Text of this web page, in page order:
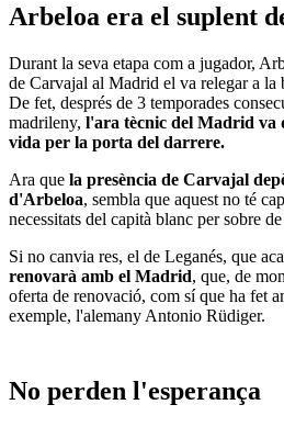
Arbeloa era el suplent
Durant la seva etapa com a jugador,
de Carvajal al Madrid el va relegar a la
De fet, després de 3 temporades
madrileny, l'ara tècnic del Madrid va
vida per la porta del darrere.
Ara que la presència de Carvajal
d'Arbeloa, sembla que aquest no té
necessitats del capità blanc per sobre
Si no canvia res, el de Leganés, que
renovarà amb el Madrid, que, de
oferta de renovació, com sí que ha fet
exemple, l'alemany Antonio Rüdiger.
No perden l'esperança